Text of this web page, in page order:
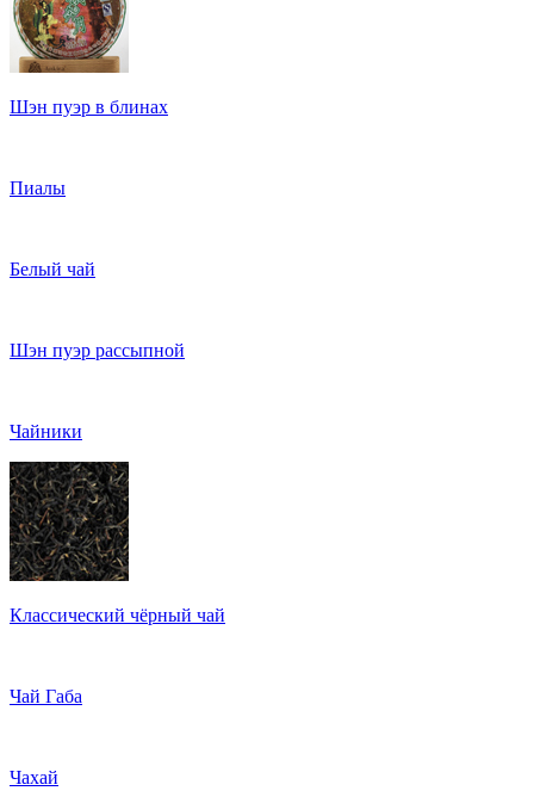
Шэн пуэр в блинах
Пиалы
Белый чай
Шэн пуэр рассыпной
Чайники
Классический чёрный чай
Чай Габа
Чахай